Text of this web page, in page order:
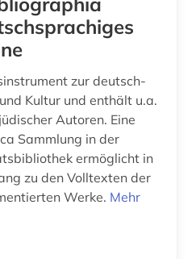
geschichte 1914-1918 (1)
geschichte 1945-2004 (1)
geschichte <1475-1700> (1)
geschichte <1700-1800> (1)
geschichte <1700-1824> (1)
zur deutsch-
Kultur und enthält u.a.
Autoren. Eine
Sammlung in der
ermöglicht in
zu den Volltexten der
Werke. Mehr